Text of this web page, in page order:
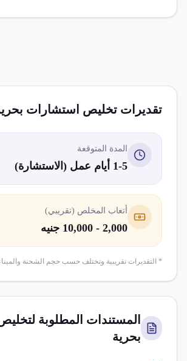
تقديرات تخليص استشارات
المدة المتوقعة
1-5 أيام عمل (الاستشارة)
أتعاب المخلص (تقريبي)
2,000 - 10,000 جنيه
* التقديرات تقريبية وتختلف حسب حجم الشحنة
المستندات المطلوبة
بحرية